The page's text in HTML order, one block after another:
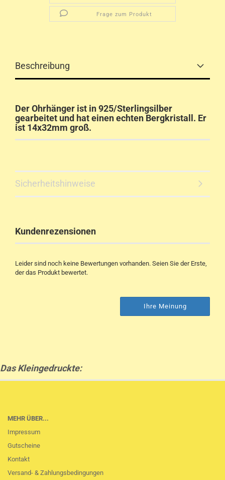
Frage zum Produkt
Beschreibung
Der Ohrhänger ist in 925/Sterlingsilber
gearbeitet und hat einen echten Bergkristall. Er
ist 14x32mm groß.
Sicherheitshinweise
Kundenrezensionen
Leider sind noch keine Bewertungen vorhanden. Seien Sie der Erste,
der das Produkt bewertet.
Ihre Meinung
Das Kleingedruckte:
MEHR ÜBER...
Impressum
Gutscheine
Kontakt
Versand- & Zahlungsbedingungen